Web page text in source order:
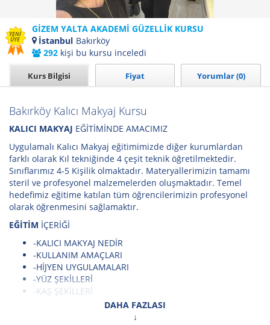
YENİ
ÜYE
GİZEM YALTA AKADEMİ GÜZELLİK KURSU
İstanbul Bakırköy
292 kişi bu kursu inceledi
Kurs Bilgisi Fiyat Yorumlar (0)
Bakırköy Kalıcı Makyaj Kursu
KALICI MAKYAJ EĞİTİMİNDE AMACIMIZ
Uygulamalı Kalıcı Makyaj eğitimimizde diğer kurumlardan
farklı olarak Kıl tekniğinde 4 çeşit teknik öğretilmektedir.
Sınıflarımız 4-5 Kişilik olmaktadır. Materyallerimizin tamamı
steril ve profesyonel malzemelerden oluşmaktadır. Temel
hedefimiz eğitime katılan tüm öğrencilerimizin profesyonel
olarak öğrenmesini sağlamaktır.
EĞİTİM İÇERİĞİ
-KALICI MAKYAJ NEDİR
-KULLANIM AMAÇLARI
-HİJYEN UYGULAMALARI
-YÜZ ŞEKİLLERİ
-KAŞ ŞEKİLLERİ
-DİPLİNER UYGULAMADAHA FAZLASI